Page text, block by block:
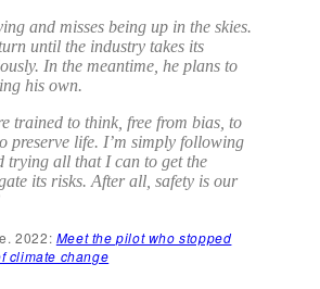
and misses being up in the skies.
until the industry takes its
In the meantime, he plans to
his own.
trained to think, free from bias, to
preserve life. I’m simply following
trying all that I can to get the
its risks. After all, safety is our
2022: Meet the pilot who stopped
climate change